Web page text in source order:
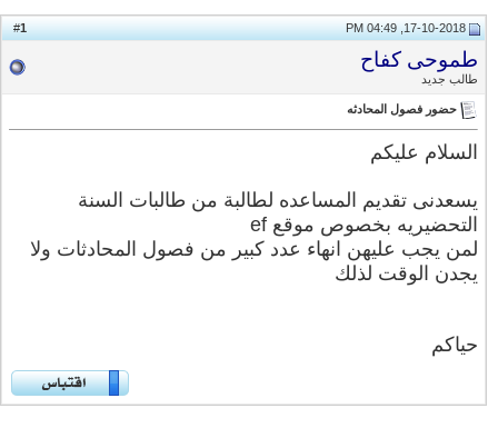
17-10-2018, 04:49 PM
طموحى كفاح
طالب جديد
حضور فصول المحادثه
السلام عليكم
يسعدنى تقديم المساعده لطالبة من طالبات السنة
التحضيريه بخصوص موقع ef
لمن يجب عليهن انهاء عدد كبير من فصول المحادثات ولا
يجدن الوقت لذلك
حياكم